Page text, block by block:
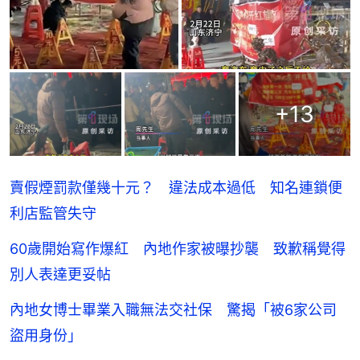
+13
賣假煙罰款僅幾十元？ 違法成本過低 知名連鎖便
利店監管失守
60歲開始寫作爆紅 內地作家被曝抄襲 致歉稱覺得
別人表達更妥帖
內地女博士畢業入職無法交社保 驚揭「被6家公司
盜用身份」